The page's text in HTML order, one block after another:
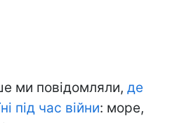
ми повідомляли, де
під час війни: море,